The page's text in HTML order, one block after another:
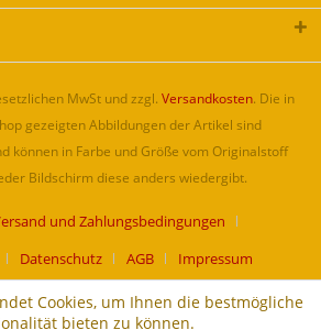
MwSt und zzgl. Versandkosten. Die in
gezeigten Abbildungen der Artikel sind
können in Farbe und Größe vom Originalstoff
Bildschirm diese anders wiedergibt.
und Zahlungsbedingungen
Datenschutz AGB Impressum
Cookies, um Ihnen die bestmögliche
bieten zu können.